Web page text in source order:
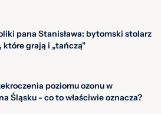
pana Stanisława: bytomski stolarz
które grają i „tańczą"
poziomu ozonu w
Śląsku - co to właściwie oznacza?